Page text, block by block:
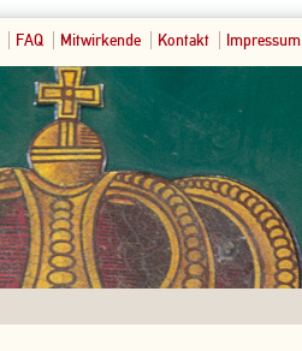
FAQ Mitwirkende Kontakt Impressum